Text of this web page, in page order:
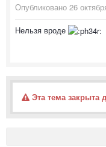
Опубликовано 26
Нельзя вроде
Эта тема закрыта